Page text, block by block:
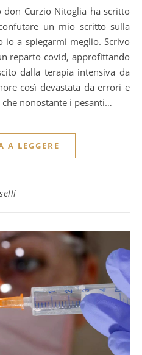
un mio scritto sulla
io a spiegarmi meglio. Scrivo
reparto covid, approfittando
dalla terapia intensiva da
così devastata da errori e
nonostante i pesanti…
A LEGGERE